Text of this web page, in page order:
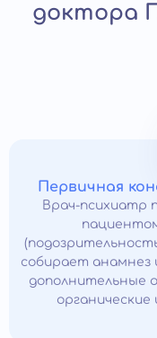
доктора
Первичная
Врач-психиатр
собирает анамнез
дополнительные
органические